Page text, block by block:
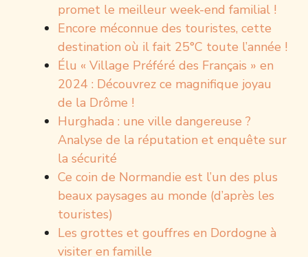
promet le meilleur week-end familial !
Encore méconnue des touristes, cette
destination où il fait 25°C toute l’année !
Élu « Village Préféré des Français » en
2024 : Découvrez ce magnifique joyau
de la Drôme !
Hurghada : une ville dangereuse ?
Analyse de la réputation et enquête sur
la sécurité
Ce coin de Normandie est l’un des plus
beaux paysages au monde (d’après les
touristes)
Les grottes et gouffres en Dordogne à
visiter en famille